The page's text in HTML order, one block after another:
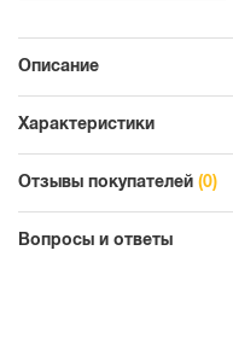
Описание
Характеристики
Отзывы покупателей (0)
Вопросы и ответы